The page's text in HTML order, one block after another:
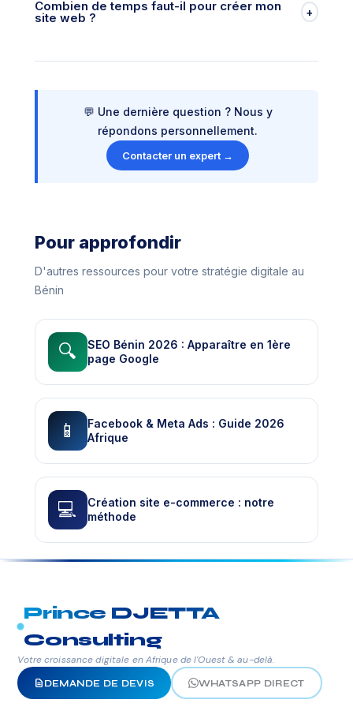
(hébergement performant, thème léger, plugins
optimisés). Chez Prince DJETTA Consulting, nous
Combien de temps faut-il pour créer mon
site web ? +
Comptez 3 à 5 semaines pour un site vitrine
est la rapidité avec laquelle vous nous fournissez vos
contenus (textes, photos).
💬 Une dernière question ? Nous y
répondons personnellement.
Contacter un expert →
Pour approfondir
D'autres ressources pour votre stratégie digitale au
Bénin
🔍
SEO Bénin 2026 : Apparaître en 1ère
page Google
📱
Facebook & Meta Ads : Guide 2026
Afrique
💻
Création site e-commerce : notre
méthode
Prince DJETTA
Consulting
Votre croissance digitale en Afrique de l'Ouest & au-delà.
DEMANDE DE DEVIS WHATSAPP DIRECT